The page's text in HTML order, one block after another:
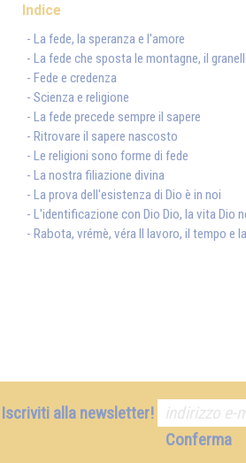
Indice
- La fede, la speranza e l'amore
- La fede che sposta le montagne, il
- Fede e credenza
- Scienza e religione
- La fede precede sempre il sapere
- Ritrovare il sapere nascosto
- Le religioni sono forme di fede
- La nostra filiazione divina
- La prova dell'esistenza di Dio è in noi
- L'identificazione con Dio Dio, la vita Dio
- Rabota, vrémè, véra Il lavoro, il tempo e
Iscriviti alla newsletter!
Conferma